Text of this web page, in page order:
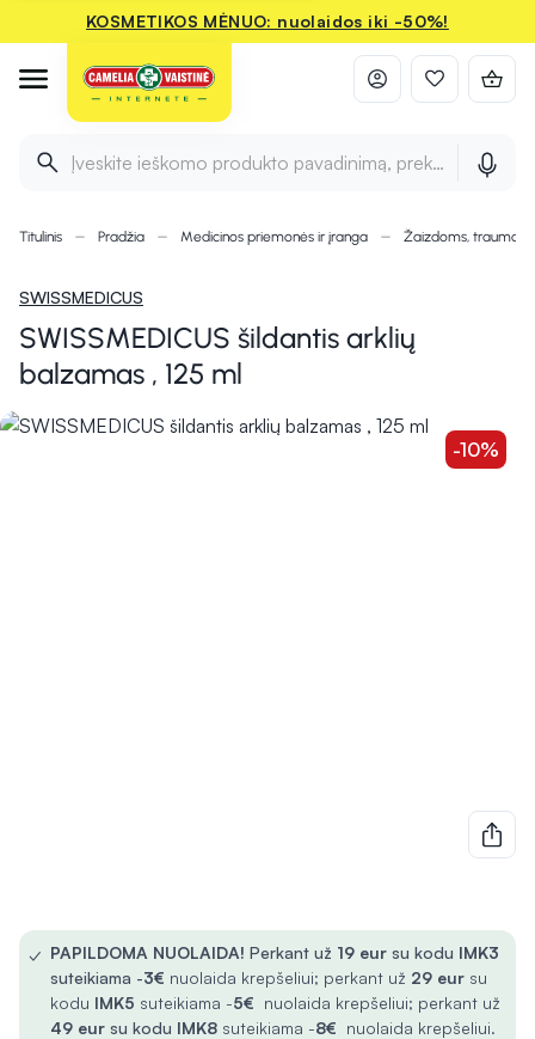
KOSMETIKOS MĖNUO: nuolaidos iki -50%!
Įveskite ieškomo produkto pavadinimą, prekės ženklą ir
Titulinis Pradžia Medicinos priemonės ir įranga Žaizdoms,
SWISSMEDICUS
SWISSMEDICUS šildantis arklių
balzamas , 125 ml
-10%
✓ PAPILDOMA NUOLAIDA! Perkant už 19 eur su kodu IMK3
suteikiama -3€ nuolaida krepšeliui; perkant už 29 eur su
kodu IMK5 suteikiama -5€ nuolaida krepšeliui; perkant už
49 eur su kodu IMK8 suteikiama -8€ nuolaida krepšeliui.